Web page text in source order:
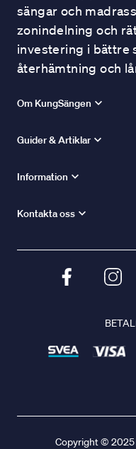
sängar och
zonindelning och
investering i bättre
återhämtning och
Om KungSängen
Guider & Artiklar
Information
Kontakta oss
Copyright © 2025